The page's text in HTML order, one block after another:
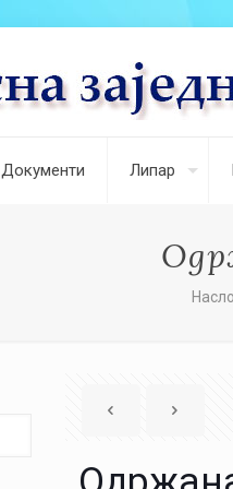
Документи Липар